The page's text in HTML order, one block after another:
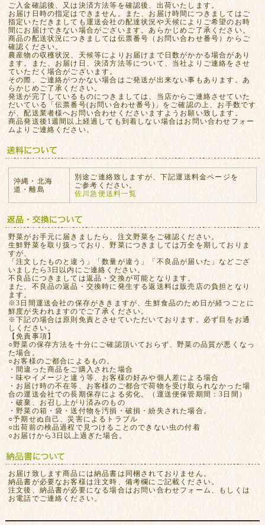
ご入金確認後、又は決済方法等を確認後、出荷いたします。
お届け日時の指定はできません。また、お届け時間につきましてはご
指定いただきましても運送会社の配達状況や天候によりご希望のお時
間にお届けできない場合がございます。あらかじめご了承ください。
商品の配送状況につきましては伝票番号（お問い合わせ番号）からご
確認ください。
農産物の収穫状況、天候等によりお届けまで日数がかかる場合があり
ます。また、お届け日、決済方法等について、当社よりご連絡をさせ
ていただく場合がございます。
その際、ご連絡がつかない場合はご発送が出来ない事もあります。あ
らかじめご了承ください。
発送が完了しているものにつきましては、当店からご連絡させていた
だいている「伝票番号(お問い合わせ番号)」をご確認の上、お手数です
が、配送業者様へお問い合わせくださいますようお願い致します。
商品発送後1週間以上経過しても到着しない場合はお問い合わせフォー
ムよりご連絡ください。
沖縄・北海
道・離島
別途ご連絡致しますが、下記運送料金ページを
ご参考ください。
佐川急便送料一覧
野菜がお手元に届きましたら、注文野菜をご確認ください。
生鮮野菜を取り扱っており、野菜につきましては万全を期しておりま
すが、
「注文したものと違う」「数量が違う」「不良品が届いた」などござ
いましたら3日以内にご連絡ください。
不良品につきましては返品・交換が可能となります。
また、不良品の返品・交換時に発生する返送料は販売店の負担となり
ます。
※3日間運送会社の保存がききますが、生鮮食品のため日が経つごとに
鮮度が失われますのでご了承ください。
※下記の場合は原則免責とさせていただいております。必ず目をお通
しください。
【免責事項】
○野菜の保存方法を十分にご確認頂いておらず、野菜の品質が悪くなっ
た場合。
○お客様のご都合によるもの。
・間違った商品をご購入された場合
・味やイメージと違う等、お客様の好みや個人差による場合
・お届け時の不在等、お客様のご都合で荷物を受け取られなかった場
合の運送会社での長期保存による劣化。（運送便保管期間：3日間）
・破棄、お召し上がり済みのもの
・野菜の箱・袋・送付物を汚損・破損・紛失された場合。
○予期せぬ自己、災害によるトラブル
○出荷前の検品過程で見つけることのできない虫の付着
○お届けから3日以上過ぎた場合。
お届け致します商品には納品書は同梱されておりません。
納品書が必要なお客様は注文時、備考欄にご記載ください。
注文後、納品書が必要になる場合はお問い合わせフォーム、もしくは
お電話でご連絡ください。